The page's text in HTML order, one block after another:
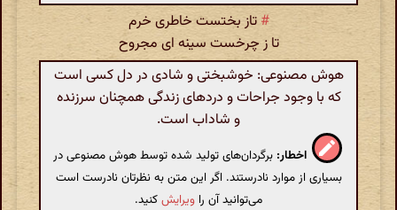
# تاز بختست خاطری خرم
تا ز چرخست سینه ای مجروح
هوش مصنوعی: خوشبختی و شادی در دل کسی است
که با وجود جراحات و دردهای زندگی همچنان سرزنده
و شاداب است.
اخطار: برگردان‌های تولید شده توسط هوش مصنوعی در
بسیاری از موارد نادرستند. اگر این متن به نظرتان نادرست است
می‌توانید آن را ویرایشکنید.